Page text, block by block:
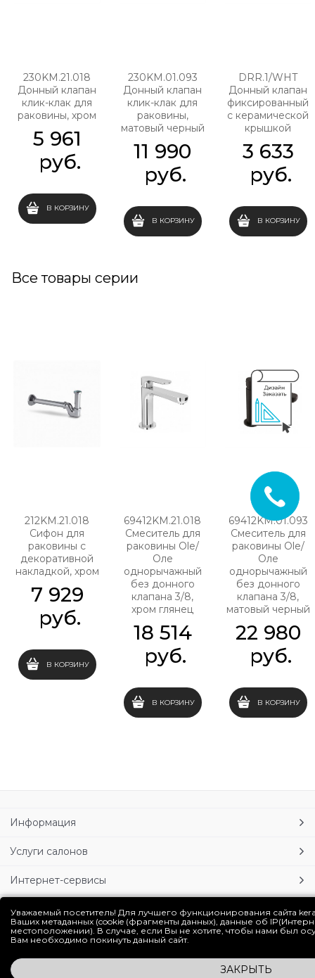
230KM.21.018
Донный клапан
клик-клак для
раковины, хром
5 961
руб.
В КОРЗИНУ
230KM.01.093
Донный клапан
клик-клак для
раковины,
матовый черный
11 990
руб.
В КОРЗИНУ
DRR.1/WHT
Донный клапан
фиксированный
с керамической
крышкой
3 633
руб.
В КОРЗИНУ
Все товары серии
212KM.21.018
Сифон для
раковины с
декоративной
накладкой, хром
7 929
руб.
В КОРЗИНУ
69412KM.21.018
Смеситель для
раковины Ole/
Оле
однорычажный
без донного
клапана 3/8,
хром глянец
18 514
руб.
В КОРЗИНУ
69412KM.01.093
Смеситель для
раковины Ole/
Оле
однорычажный
без донного
клапана 3/8,
матовый черный
22 980
руб.
В КОРЗИНУ
Информация
Услуги салонов
Интернет-сервисы
Личный кабинет
Блог
Уважаемый посетитель! Для лучшего функционирования сайта
Ваших метаданных (cookie (фрагменты данных), данные об
местоположении). В случае, если Вы не хотите, чтобы нами был
Вам необходимо покинуть данный сайт.
ЗАКРЫТЬ